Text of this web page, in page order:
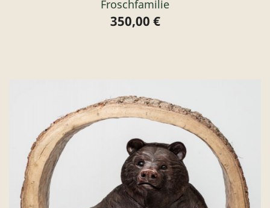
Froschfamilie
Preis
350,00 €